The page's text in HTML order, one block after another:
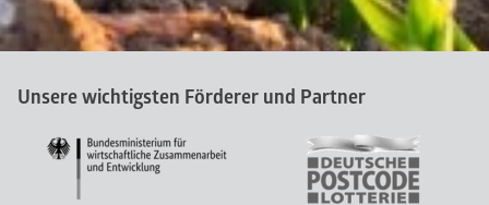
Unsere wichtigsten Förderer und Partner